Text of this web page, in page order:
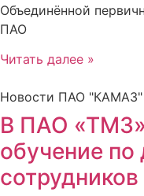
Объединённой
ПАО
Читать далее »
Новости ПАО "КАМАЗ"
В ПАО «ТМЗ»
обучение по